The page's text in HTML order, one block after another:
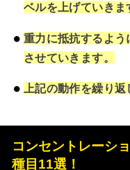
ベルを上げていきま
重力に抵抗するよ
させていきます。
上記の動作を繰り返
コンセントレーシ
種目11選！